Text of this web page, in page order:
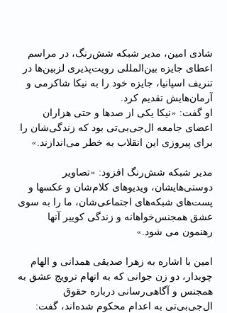
شادی امین، مدیر شبکه شش‌رنگ، در مراسم
اعطای جایزه بین‌المللی رویت‌پذیری لزبین‌ها در
تنریف اسپانیا، جایزه خود را به نیکا شاکرمی و
آرمان‌هایش تقدیم کرد.
او گفت: «نیکا یکی از صدها و حتی هزاران
اعضای جامعه ال‌جی‌بی‌تی بود که زندگی‌شان را
برای پیروزی این انقلاب به خطر می‌اندازند.»
مدیر شبکه شش‌رنگ افزود: «تصاویر
دوستی‌هایشان، ویدیوهای کلام‌شان و عکسها و
پست‌های شبکه‌های اجتماعی‌شان، ما را به سوی
عشق همجنس‌خواهانه و زندگی کوییر آنها
رهنمون می شود.»
امین با اشاره به زهرا صدیقی همدانی و الهام
چوبدار، دو زن جوانی که به اتهام ترویج عشق به
همجنس و آگاهی‌رسانی درباره حقوق
ال‌جی‌بی‌تی به اعدام محکوم شده‌اند، گفت: